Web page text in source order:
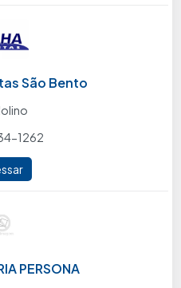
São Bento
1262
PERSONA